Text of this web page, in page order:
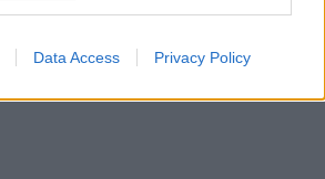
Data Access Privacy Policy